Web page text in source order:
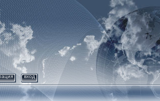
вход